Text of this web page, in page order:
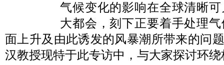
气候变化的影响在全球清晰
大都会，刻下正要着手处理
面上升及由此诱发的风暴潮所带来的问
汉教授现特于此专访中，与大家探讨环